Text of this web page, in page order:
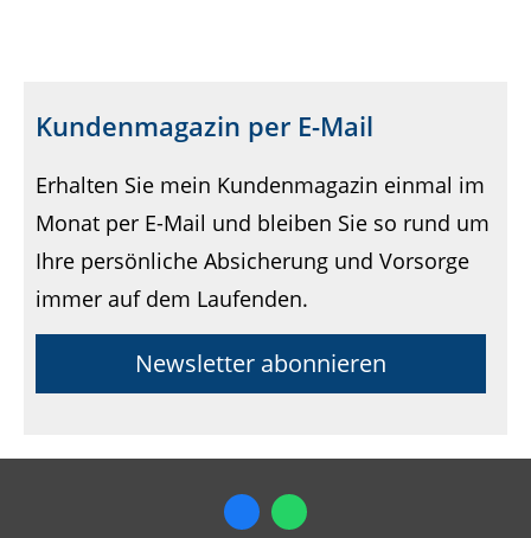
Kundenmagazin per E-Mail
Erhalten Sie mein Kundenmagazin einmal im
Monat per E-Mail und bleiben Sie so rund um
Ihre persönliche Absicherung und Vorsorge
immer auf dem Laufenden.
Newsletter abonnieren